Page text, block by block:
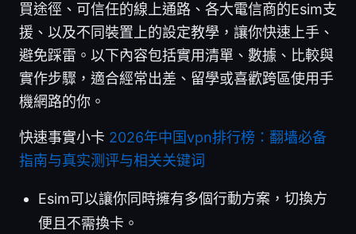
買途徑、可信任的線上通路、各大電信商的Esim支
援、以及不同裝置上的設定教學，讓你快速上手、
避免踩雷。以下內容包括實用清單、數據、比較與
實作步驟，適合經常出差、留學或喜歡跨區使用手
機網路的你。
快速事實小卡 2026年中国vpn排行榜：翻墙必备
指南与真实测评与相关关键词
Esim可以讓你同時擁有多個行動方案，切換方
便且不需換卡。